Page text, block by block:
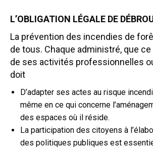
L’OBLIGATION LÉGALE DE
La prévention des incendies de
de tous. Chaque administré, que
de ses activités professionnelles
doit
D’adapter ses actes au risque
même en ce qui concerne
des espaces où il réside.
La participation des citoyens à
des politiques publiques est